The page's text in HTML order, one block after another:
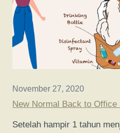
November 27, 2020
New Normal Back to Office
Setelah hampir 1 tahun